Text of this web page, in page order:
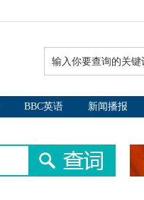
BBC英语 新闻播报